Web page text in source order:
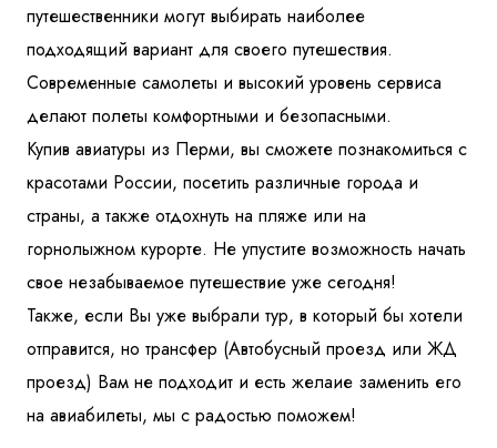
путешественники могут выбирать наиболее
подходящий вариант для своего путешествия.
Современные самолеты и высокий уровень сервиса
делают полеты комфортными и безопасными.
Купив авиатуры из Перми, вы сможете познакомиться с
красотами России, посетить различные города и
страны, а также отдохнуть на пляже или на
горнолыжном курорте. Не упустите возможность начать
свое незабываемое путешествие уже сегодня!
Также, если Вы уже выбрали тур, в который бы хотели
отправится, но трансфер (Автобусный проезд или ЖД
проезд) Вам не подходит и есть желаие заменить его
на авиабилеты, мы с радостью поможем!